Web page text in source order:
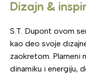
Dizajn &
S.T. Dupont ovom
kao deo svoje
zaokretom. Plameni
dinamiku i energiju,